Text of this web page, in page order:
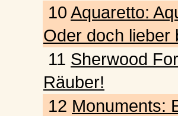
10 Aquaretto:
Oder doch lieber
11 Sherwood
Räuber!
12 Monuments: